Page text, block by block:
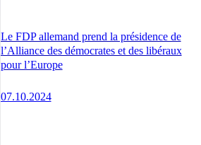
Le FDP allemand prend la présidence de
l’Alliance des démocrates et des libéraux
pour l’Europe
07.10.2024